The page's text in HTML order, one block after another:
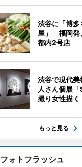
渋谷に「博多
屋」 福岡発
都内2号店
渋谷で現代
人さん個展
撮り女性描く
もっと見る
フォトフラッシュ